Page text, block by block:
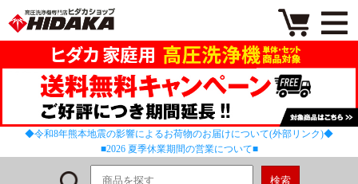
◆令和8年熊本地震の影響によるお荷物のお届けについて(外部リンク)◆
■2026 夏季休業期間の営業について■